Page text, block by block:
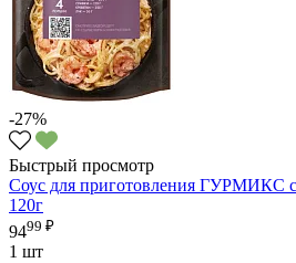
-27%
Быстрый просмотр
Соус для приготовления ГУРМИКС
120г
9499 ₽
1 шт